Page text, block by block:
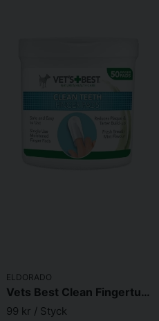
ELDORADO
Vets Best Clean Fingertuta Tandvård 50st
99 kr / Styck